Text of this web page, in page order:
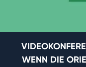
WENN DIE